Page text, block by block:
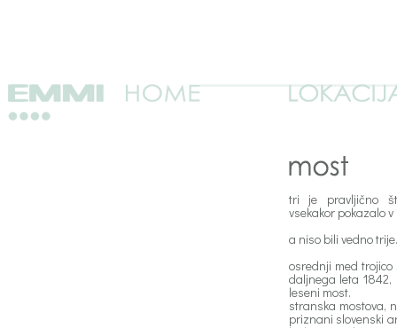
tri je pravljično
vsekakor pokazalo
a niso bili vedno trije.
osrednji med
daljnega leta 1842,
leseni most.
stranska mostova,
priznani slovenski